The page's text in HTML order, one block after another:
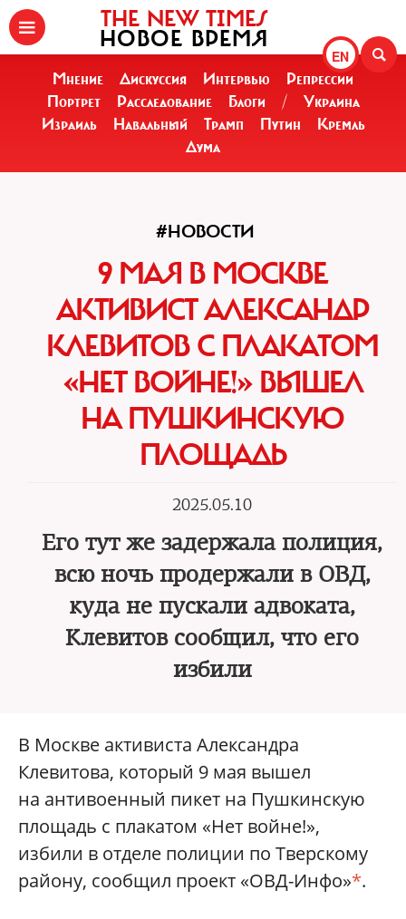
EN
THE NEW TIMES
НОВОЕ ВРЕМЯ
Мнение Дискуссия Интервью
Репрессии
Портрет
Расследование Блоги /
Украина
Израиль
Навальный Трамп Путин
Кремль
Дума
#НОВОСТИ
9 МАЯ В МОСКВЕ
АКТИВИСТ АЛЕКСАНДР
КЛЕВИТОВ С ПЛАКАТОМ
«НЕТ ВОЙНЕ!» ВЫШЕЛ
НА ПУШКИНСКУЮ
ПЛОЩАДЬ
2025.05.10
Его тут же задержала полиция,
всю ночь продержали в ОВД,
куда не пускали адвоката,
Клевитов сообщил, что его
избили
В Москве активиста Александра
Клевитова, который 9 мая вышел
на антивоенный пикет на Пушкинскую
площадь с плакатом «Нет войне!»,
избили в отделе полиции по Тверскому
району, сообщил проект «ОВД-Инфо»*.